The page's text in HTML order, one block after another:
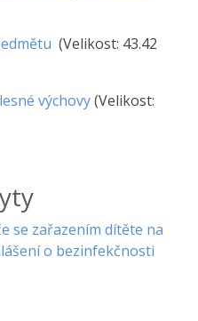
(Velikost: 43.42
výchovy(Velikost:
se zařazením dítěte na
o bezinfekčnosti